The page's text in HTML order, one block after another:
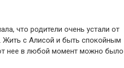
что родители очень устали от
с Алисой и быть спокойным
нее в любой момент можно было